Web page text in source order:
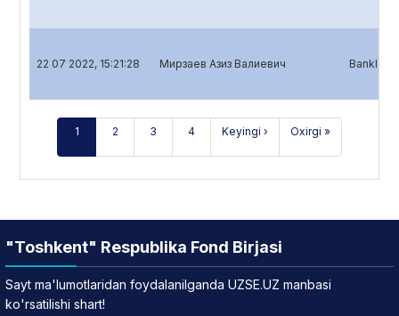
22 07 2022, 15:21:28 Мирзаев Азиз Валиевич Banklar
1 2 3 4 Keyingi › Oxirgi »
"Toshkent" Respublika Fond Birjasi
Sayt ma'lumotlaridan foydalanilganda UZSE.UZ manbasi
ko'rsatilishi shart!